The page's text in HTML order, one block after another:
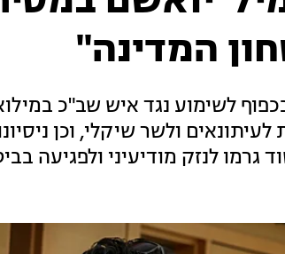
המדינה"
לשימוע נגד איש שב"כ
לעיתונאים ולשר שיקלי, וכן
לנזק מודיעיני ולפגיעה